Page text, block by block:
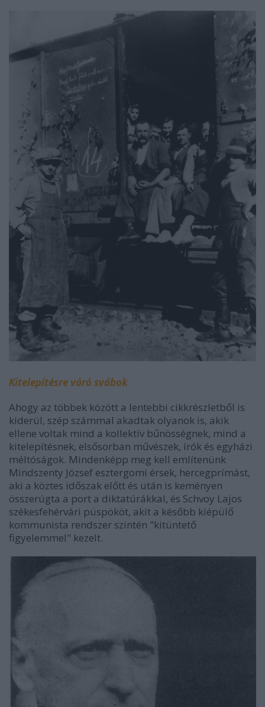
Kitelepítésre váró svábok
Ahogy az többek között a lentebbi cikkrészletből is
kiderül, szép számmal akadtak olyanok is, akik
ellene voltak mind a kollektív bűnösségnek, mind a
kitelepítésnek, elsősorban művészek, írók és egyházi
méltóságok. Mindenképp meg kell említenünk
Mindszenty József esztergomi érsek, hercegprímást,
aki a köztes időszak előtt és után is keményen
összerúgta a port a diktatúrákkal, és Schvoy Lajos
székesfehérvári püspököt, akit a később kiépülő
kommunista rendszer szintén "kitüntető
figyelemmel" kezelt.